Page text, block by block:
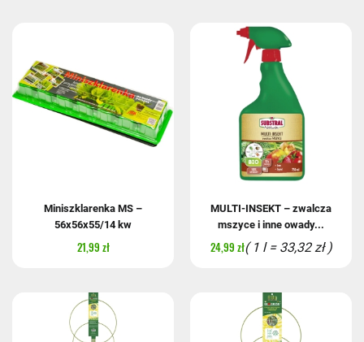
Miniszklarenka MS –
56x56x55/14 kw
21,99 zł
MULTI-INSEKT – zwalcza
mszyce i inne owady...
24,99 zł( 1 l = 33,32 zł )